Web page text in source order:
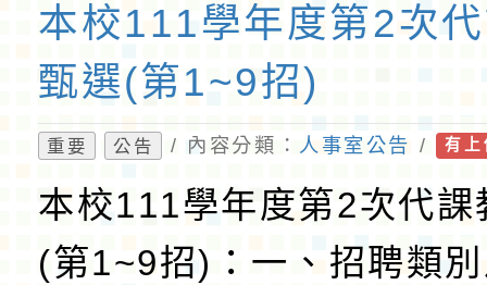
本校111學年度第2次
甄選(第1~9招)
重要 公告 / 內容分類： 人事室公告 / 有上
本校111學年度第2次代課
(第1~9招)：一、招聘類